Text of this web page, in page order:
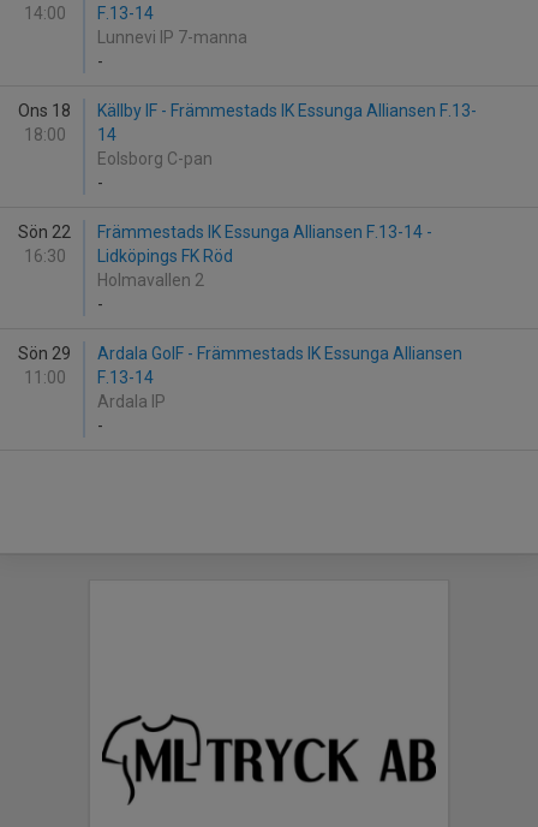
14:00
F.13-14
Lunnevi IP 7-manna
-
Ons 18
18:00
Källby IF - Främmestads IK Essunga Alliansen F.13-
14
Eolsborg C-pan
-
Sön 22
16:30
Främmestads IK Essunga Alliansen F.13-14 -
Lidköpings FK Röd
Holmavallen 2
-
Sön 29
11:00
Ardala GoIF - Främmestads IK Essunga Alliansen
F.13-14
Ardala IP
-